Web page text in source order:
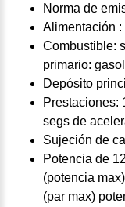
Norma de
Alimentación
Combustible:
primario:
Depósito
Prestaciones:
segs de
Sujeción de
Potencia de
(potencia
(par max)